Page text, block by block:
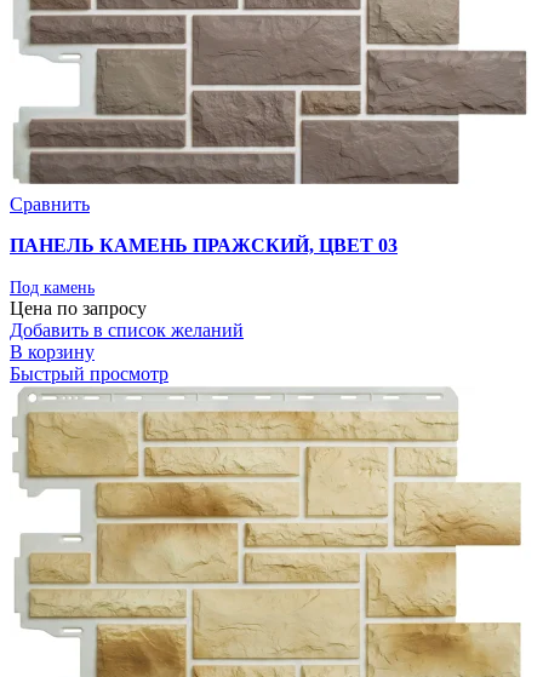
Сравнить
ПАНЕЛЬ КАМЕНЬ ПРАЖСКИЙ, ЦВЕТ 03
Под камень
Цена по запросу
Добавить в список желаний
В корзину
Быстрый просмотр